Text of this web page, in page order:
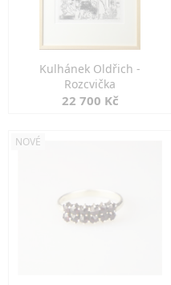
Kulhánek Oldřich -
Rozcvička
22 700 Kč
NOVÉ